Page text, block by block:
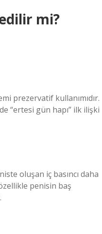
mi?
prezervatif kullanımıdır.
“ertesi gün hapı” ilk ilişki
oluşan iç basıncı daha
penisin baş